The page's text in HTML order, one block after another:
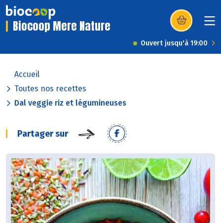
Biocoop Mere Nature (s’ouvre dans
Ouvert jusqu'à 19:00
Accueil
Toutes nos recettes
Dal veggie riz et légumineuses
Partager sur